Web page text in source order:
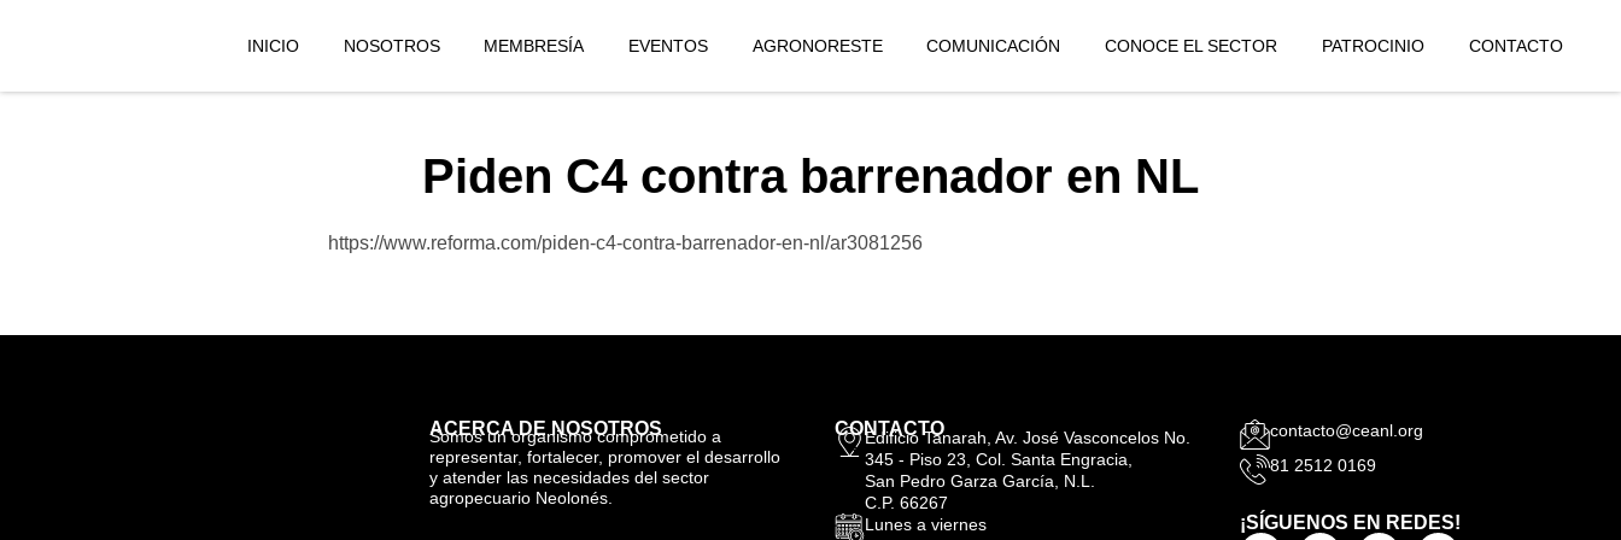
INICIO NOSOTROS MEMBRESÍA EVENTOS AGRONORESTE COMUNICACIÓN CONOCE EL SECTOR PATROCINIO CONTACTO
Piden C4 contra barrenador en NL
https://www.reforma.com/piden-c4-contra-barrenador-en-nl/ar3081256
ACERCA DE NOSOTROS
Somos un organismo comprometido a
representar, fortalecer, promover el desarrollo
y atender las necesidades del sector
agropecuario Neolonés.
CONTACTO
Edificio Tanarah, Av. José Vasconcelos No.
345 - Piso 23, Col. Santa Engracia,
San Pedro Garza García, N.L.
C.P. 66267
Lunes a viernes
contacto@ceanl.org
81 2512 0169
¡SÍGUENOS EN REDES!